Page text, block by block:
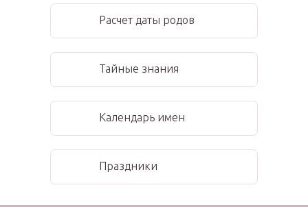
Расчет даты родов
Тайные знания
Календарь имен
Праздники